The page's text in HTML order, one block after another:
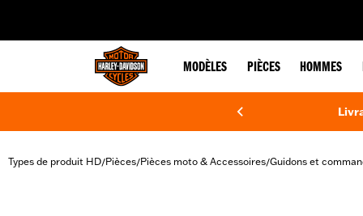
MODÈLES PIÈCES HOMMES
Types de produit HD/Pièces/Pièces moto & Accessoires/Guidons et